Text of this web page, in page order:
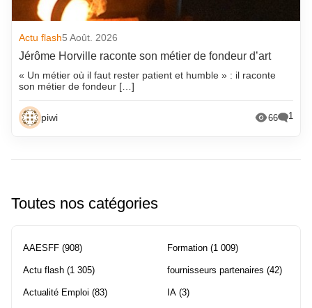
Actu flash5 Août. 2026
Jérôme Horville raconte son métier de fondeur d’art
« Un métier où il faut rester patient et humble » : il raconte
son métier de fondeur […]
piwi 66 1
Toutes nos catégories
AAESFF (908)
Actu flash (1 305)
Actualité Emploi (83)
Formation (1 009)
fournisseurs partenaires (42)
IA (3)